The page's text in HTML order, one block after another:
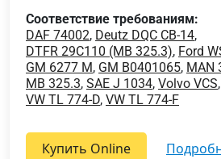
Соответствие требованиям:
DAF 74002, Deutz DQC CB-14,
DTFR 29C110 (MB 325.3), Ford
GM 6277 M, GM B0401065, MAN
MB 325.3, SAE J 1034, Volvo VCS,
VW TL 774-D, VW TL 774-F
Купить Online